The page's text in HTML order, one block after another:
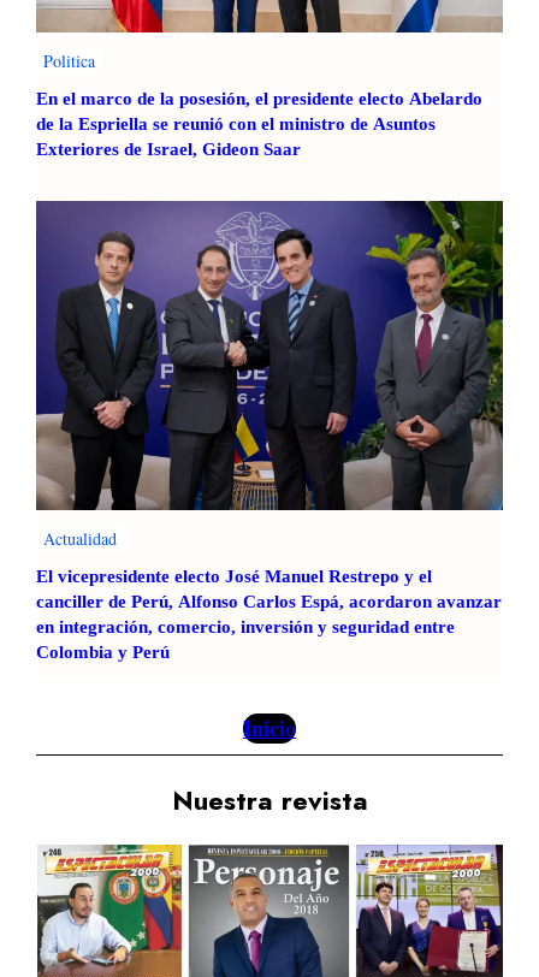
b
l
Politica
En el marco de la posesión, el presidente electo Abelardo
de la Espriella se reunió con el ministro de Asuntos
Exteriores de Israel, Gideon Saar
Actualidad
El vicepresidente electo José Manuel Restrepo y el
canciller de Perú, Alfonso Carlos Espá, acordaron avanzar
en integración, comercio, inversión y seguridad entre
Colombia y Perú
Inicio
Nuestra revista